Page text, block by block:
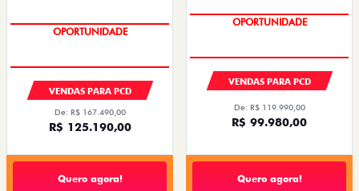
OPORTUNIDADE
VENDAS PARA PCD
De: R$ 167.490,00
R$ 125.190,00
Quero agora!
OPORTUNIDADE
VENDAS PARA PCD
De: R$ 119.990,00
R$ 99.980,00
Quero agora!